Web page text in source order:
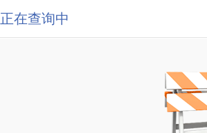
正在查询中